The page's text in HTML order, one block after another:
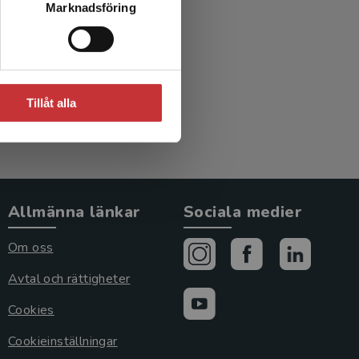
Marknadsföring
Tillåt alla
Allmänna länkar
Om oss
Avtal och rättigheter
Cookies
Cookieinställningar
Sociala medier